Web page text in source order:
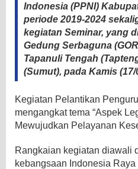
Indonesia (PPNI)
periode 2019-2024
kegiatan Seminar, yang
Gedung Serbaguna
Tapanuli Tengah
(Sumut), pada Kamis (17/
Kegiatan Pelantikan
mengangkat tema “Aspek
Mewujudkan Pelayanan
Rangkaian kegiatan diawali
kebangsaan Indonesia